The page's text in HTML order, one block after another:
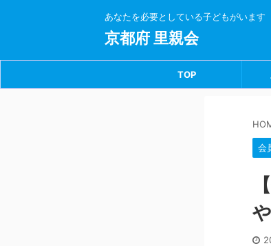
あなたを必要としている子どもがいます
京都府 里親会
TOP
会